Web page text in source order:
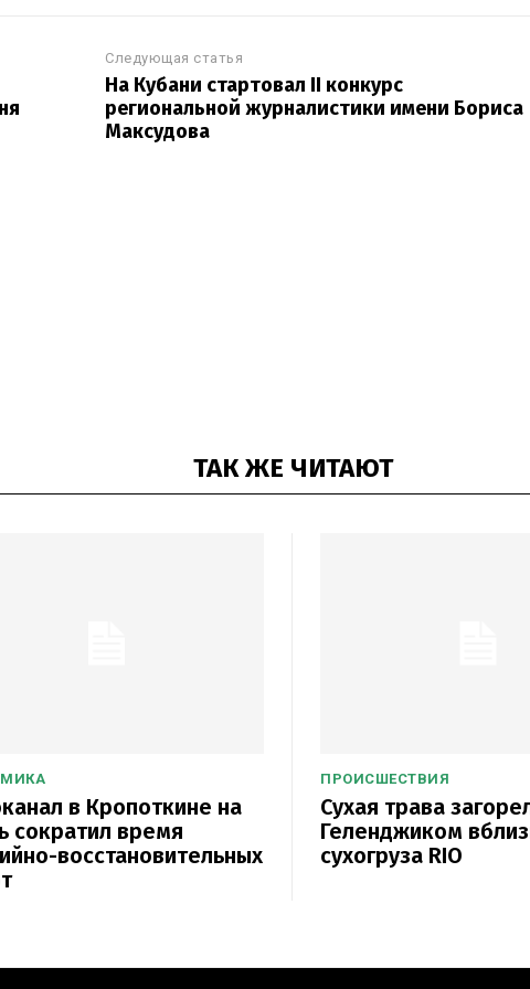
Следующая статья
На Кубани стартовал II конкурс
региональной журналистики имени Бориса
Максудова
ТАК ЖЕ ЧИТАЮТ
в Кропоткине на
сократил время
восстановительных
ПРОИСШЕСТВИЯ
Сухая трава
Геленджиком
сухогруза RIO